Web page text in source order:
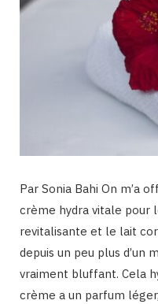
Par Sonia Bahi On m’a
crème hydra vitale pour
revitalisante et le lait
depuis un peu plus d’un
vraiment bluffant. Cela
crème a un parfum